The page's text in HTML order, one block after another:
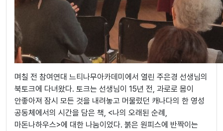
며칠 전 참여연대 느티나무아카데미에서 열린 주은경 선생님의
북토크에 다녀왔다. 토크는 선생님이 15년 전, 과로로 몸이
안좋아져 잠시 모든 것을 내려놓고 머물렀던 캐나다의 한 영성
공동체에서의 시간을 담은 책, <나의 오래된 순례,
마돈나하우스>에 대한 나눔이었다. 붉은 원피스에 반짝이는